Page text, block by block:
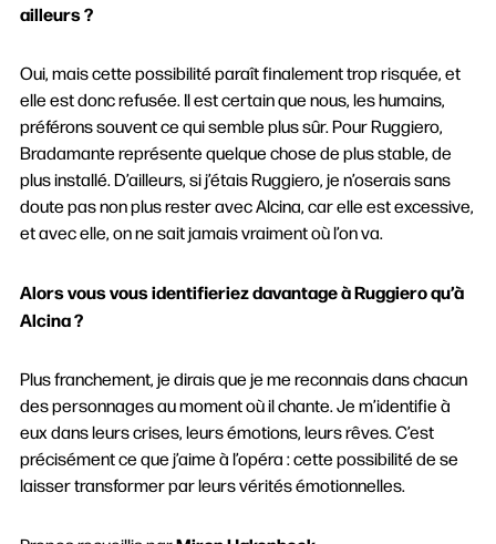
ailleurs ?
Oui, mais cette possibilité paraît finalement trop risquée, et
elle est donc refusée. Il est certain que nous, les humains,
préférons souvent ce qui semble plus sûr. Pour Ruggiero,
Bradamante représente quelque chose de plus stable, de
plus installé. D’ailleurs, si j’étais Ruggiero, je n’oserais sans
doute pas non plus rester avec Alcina, car elle est excessive,
et avec elle, on ne sait jamais vraiment où l’on va.
Alors vous vous identifieriez davantage à Ruggiero qu’à
Alcina ?
Plus franchement, je dirais que je me reconnais dans chacun
des personnages au moment où il chante. Je m’identifie à
eux dans leurs crises, leurs émotions, leurs rêves. C’est
précisément ce que j’aime à l’opéra : cette possibilité de se
laisser transformer par leurs vérités émotionnelles.